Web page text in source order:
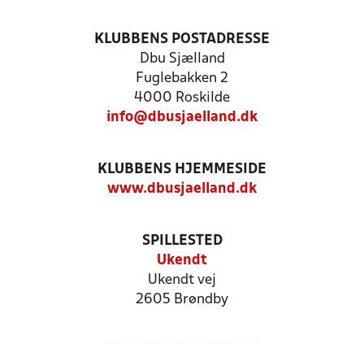
KLUBBENS POSTADRESSE
Dbu Sjælland
Fuglebakken 2
4000 Roskilde
info@dbusjaelland.dk
KLUBBENS HJEMMESIDE
www.dbusjaelland.dk
SPILLESTED
Ukendt
Ukendt vej
2605 Brøndby